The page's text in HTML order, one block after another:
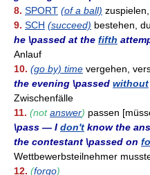
8. SPORT (of a ball)
9. SCH (succeed) bestehen,
he \passed at the fifth
Anlauf
10. (go by) time vergehen,
the evening \passed without
Zwischenfälle
11. (notanswer) passen
\pass — I don't know the
the contestant \passed on
Wettbewerbsteilnehmer
12. (forgo)